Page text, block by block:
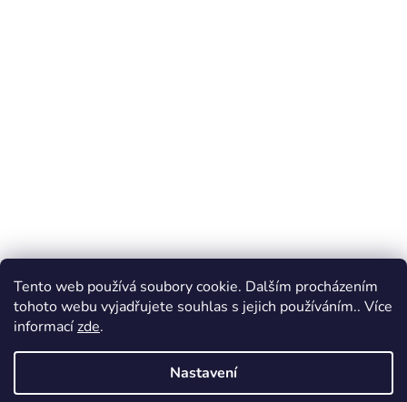
Tento web používá soubory cookie. Dalším procházením
tohoto webu vyjadřujete souhlas s jejich používáním.. Více
informacízde.
Nastavení